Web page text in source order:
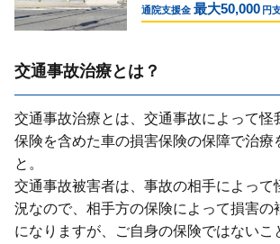
通院支援金 最大50,000 円
交通事故治療とは？
交通事故治療とは、交通事故によって怪
保険を含めた⾞の損害保険の保障で治療
と。
交通事故被害者は、事故の相⼿によって
況なので、相⼿⽅の保険によって損害の
になりますが、ご⾃⾝の保険ではないこ